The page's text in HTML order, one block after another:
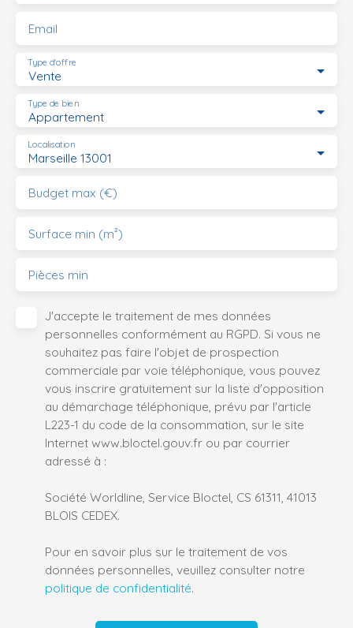
Email
Vente
Type d'offre
Appartement
Type de bien
Marseille 13001
Localisation
Budget max (€)
Surface min (m²)
Pièces min
J'accepte le traitement de mes données
personnelles conformément au RGPD. Si vous ne
souhaitez pas faire l'objet de prospection
commerciale par voie téléphonique, vous pouvez
vous inscrire gratuitement sur la liste d'opposition
au démarchage téléphonique, prévu par l'article
L223-1 du code de la consommation, sur le site
Internet www.bloctel.gouv.fr ou par courrier
adressé à :
Société Worldline, Service Bloctel, CS 61311, 41013
BLOIS CEDEX.
Pour en savoir plus sur le traitement de vos
données personnelles, veuillez consulter notre
politique de confidentialité.